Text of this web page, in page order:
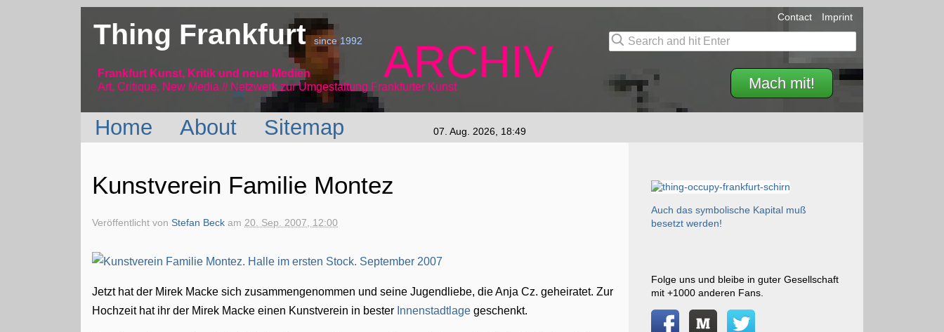
Thing Frankfurtsince 1992
Frankfurt Kunst, Kritik und neue Medien
Art, Critique, New Media // Netzwerk
ARCHIV
zur Umgestaltung Frankfurter Kunst Mach mit!
Contact Imprint
Home About Sitemap 07. Aug. 2026, 18:49
Kunstverein Familie Montez
Veröffentlicht vonStefan Beck am20. Sep. 2007, 12:00
Jetzt hat der Mirek Macke sich zusammengenommen und seine Jugendliebe, die Anja Cz. geheiratet. Zur
Hochzeit hat ihr der Mirek Macke einen Kunstverein in bester Innenstadtlage geschenkt.
Auch das symbolische Kapital muß
besetzt werden!
Folge uns und bleibe in guter Gesellschaft
mit +1000 anderen Fans.